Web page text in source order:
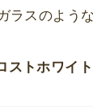
ラスのよう
トホワイト